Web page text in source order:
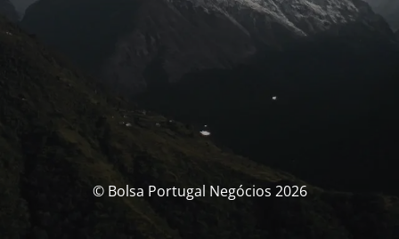
© Bolsa Portugal Negócios 2026